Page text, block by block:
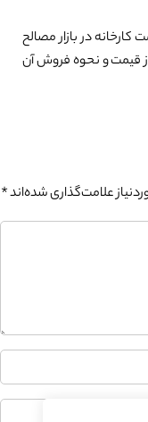
در بازار مصالح
قیمت و نحوه فروش آن
علامت‌گذاری شده‌اند*